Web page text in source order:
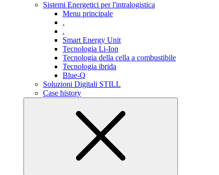
Sistemi Energetici per l'intralogistica
Menu principale
.
.
Smart Energy Unit
Tecnologia Li-Ion
Tecnologia della cella a combustibile
Tecnologia ibrida
Blue-Q
Soluzioni Digitali STILL
Case history